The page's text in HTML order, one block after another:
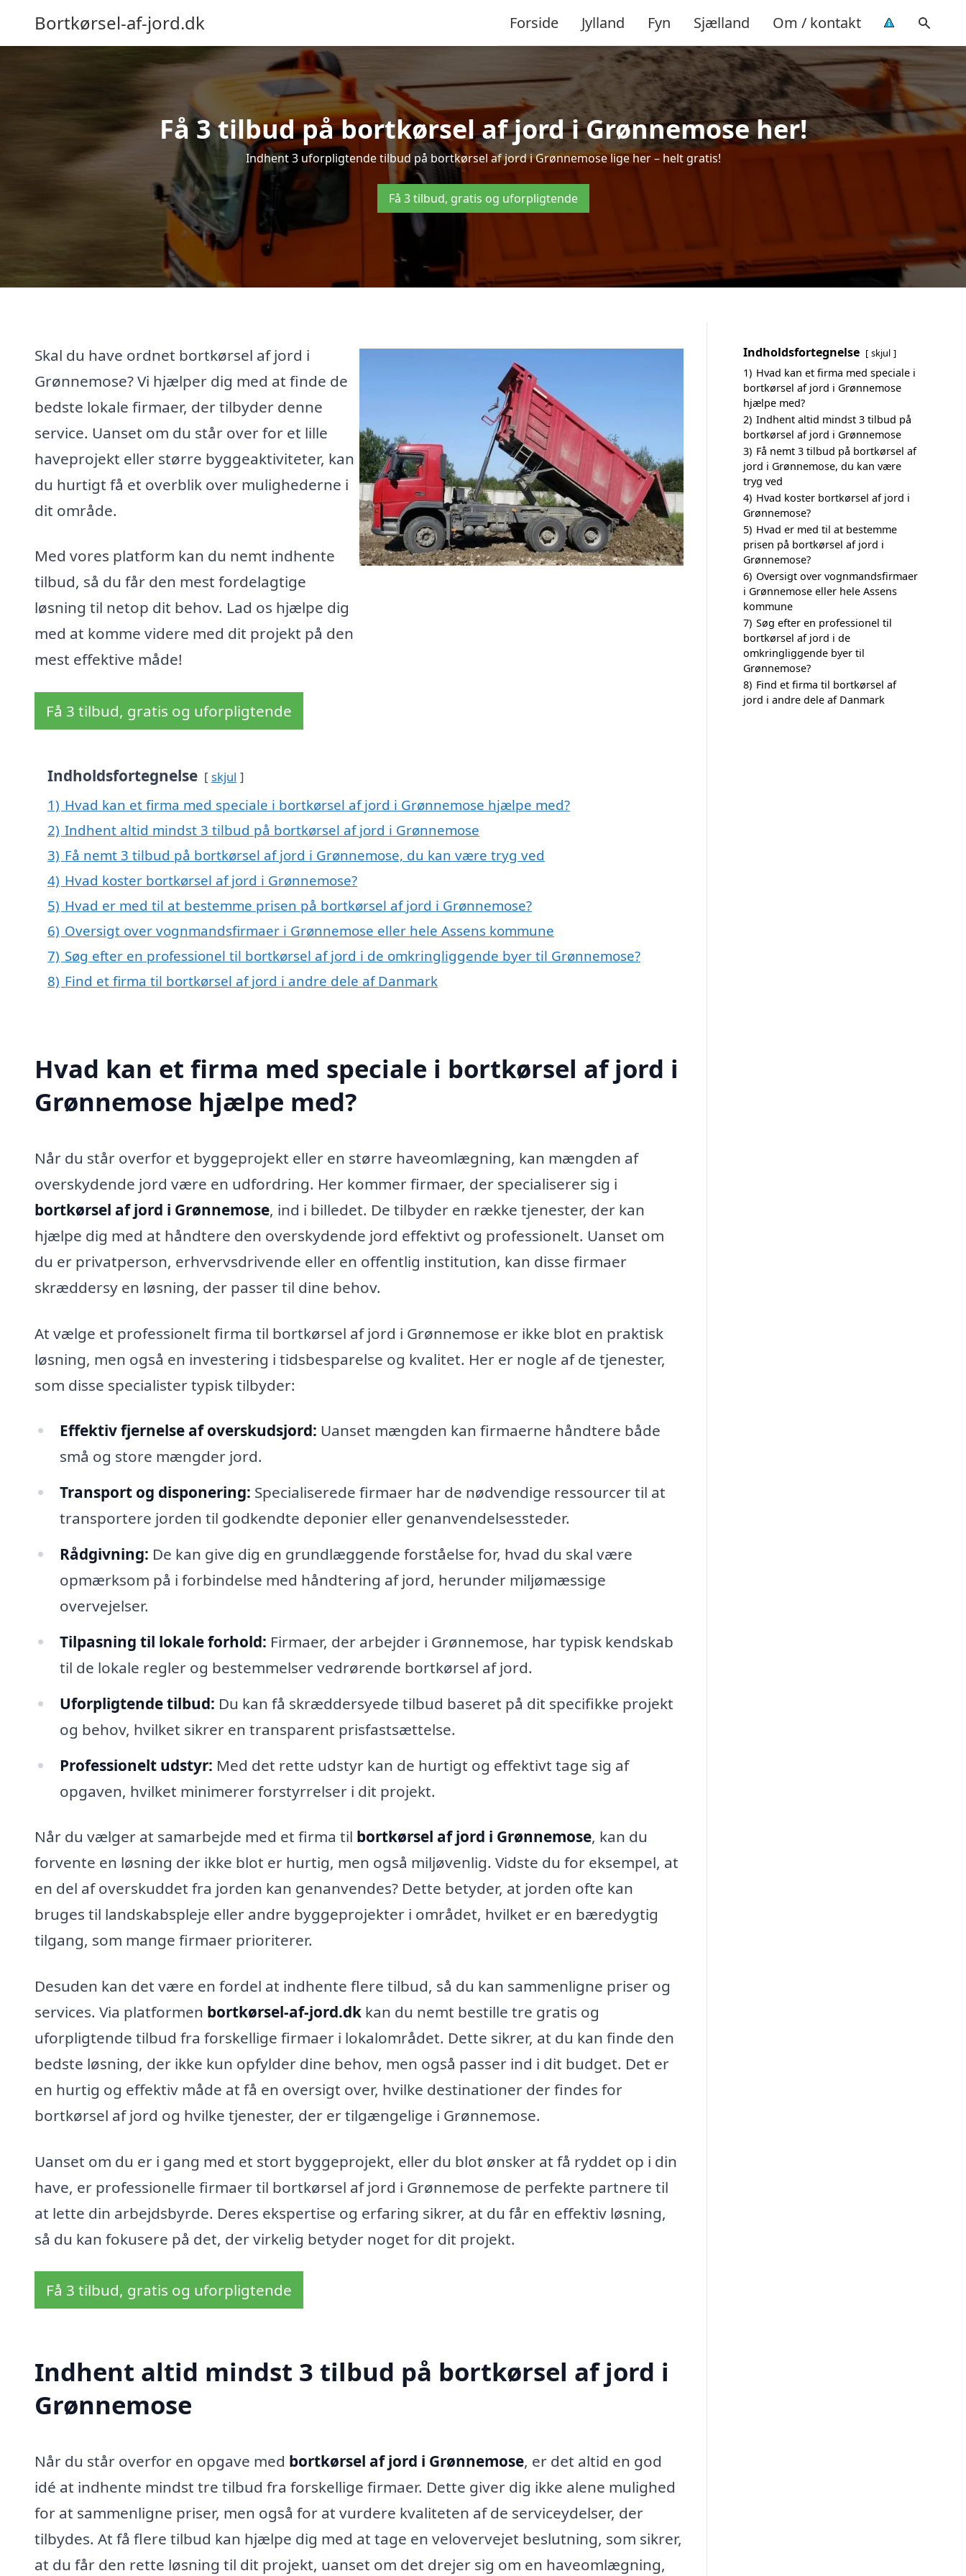
Bortkørsel-af-jord.dk Forside Jylland Fyn Sjælland Om / kontakt
Få 3 tilbud på bortkørsel af jord i Grønnemose her!
Indhent 3 uforpligtende tilbud på bortkørsel af jord i Grønnemose lige her – helt gratis!
Få 3 tilbud, gratis og uforpligtende
Skal du have ordnet bortkørsel af jord i
Grønnemose? Vi hjælper dig med at finde de
bedste lokale firmaer, der tilbyder denne
service. Uanset om du står over for et lille
haveprojekt eller større byggeaktiviteter, kan
du hurtigt få et overblik over mulighederne i
dit område.
Med vores platform kan du nemt indhente
tilbud, så du får den mest fordelagtige
løsning til netop dit behov. Lad os hjælpe dig
med at komme videre med dit projekt på den
mest effektive måde!
Få 3 tilbud, gratis og uforpligtende
Indholdsfortegnelse skjul
1) Hvad kan et firma med speciale i bortkørsel af jord i Grønnemose hjælpe med?
2) Indhent altid mindst 3 tilbud på bortkørsel af jord i Grønnemose
3) Få nemt 3 tilbud på bortkørsel af jord i Grønnemose, du kan være tryg ved
4) Hvad koster bortkørsel af jord i Grønnemose?
5) Hvad er med til at bestemme prisen på bortkørsel af jord i Grønnemose?
6) Oversigt over vognmandsfirmaer i Grønnemose eller hele Assens kommune
7) Søg efter en professionel til bortkørsel af jord i de omkringliggende byer til Grønnemose?
8) Find et firma til bortkørsel af jord i andre dele af Danmark
Hvad kan et firma med speciale i bortkørsel af jord i
Grønnemose hjælpe med?
Når du står overfor et byggeprojekt eller en større haveomlægning, kan mængden af
overskydende jord være en udfordring. Her kommer firmaer, der specialiserer sig i
bortkørsel af jord i Grønnemose, ind i billedet. De tilbyder en række tjenester, der kan
hjælpe dig med at håndtere den overskydende jord effektivt og professionelt. Uanset om
du er privatperson, erhvervsdrivende eller en offentlig institution, kan disse firmaer
skræddersy en løsning, der passer til dine behov.
At vælge et professionelt firma til bortkørsel af jord i Grønnemose er ikke blot en praktisk
løsning, men også en investering i tidsbesparelse og kvalitet. Her er nogle af de tjenester,
som disse specialister typisk tilbyder:
Effektiv fjernelse af overskudsjord: Uanset mængden kan firmaerne håndtere både
små og store mængder jord.
Transport og disponering: Specialiserede firmaer har de nødvendige ressourcer til at
transportere jorden til godkendte deponier eller genanvendelsessteder.
Rådgivning: De kan give dig en grundlæggende forståelse for, hvad du skal være
opmærksom på i forbindelse med håndtering af jord, herunder miljømæssige
overvejelser.
Tilpasning til lokale forhold: Firmaer, der arbejder i Grønnemose, har typisk kendskab
til de lokale regler og bestemmelser vedrørende bortkørsel af jord.
Uforpligtende tilbud: Du kan få skræddersyede tilbud baseret på dit specifikke projekt
og behov, hvilket sikrer en transparent prisfastsættelse.
Professionelt udstyr: Med det rette udstyr kan de hurtigt og effektivt tage sig af
opgaven, hvilket minimerer forstyrrelser i dit projekt.
Når du vælger at samarbejde med et firma til bortkørsel af jord i Grønnemose, kan du
forvente en løsning der ikke blot er hurtig, men også miljøvenlig. Vidste du for eksempel, at
en del af overskuddet fra jorden kan genanvendes? Dette betyder, at jorden ofte kan
bruges til landskabspleje eller andre byggeprojekter i området, hvilket er en bæredygtig
tilgang, som mange firmaer prioriterer.
Desuden kan det være en fordel at indhente flere tilbud, så du kan sammenligne priser og
services. Via platformen bortkørsel-af-jord.dk kan du nemt bestille tre gratis og
uforpligtende tilbud fra forskellige firmaer i lokalområdet. Dette sikrer, at du kan finde den
bedste løsning, der ikke kun opfylder dine behov, men også passer ind i dit budget. Det er
en hurtig og effektiv måde at få en oversigt over, hvilke destinationer der findes for
bortkørsel af jord og hvilke tjenester, der er tilgængelige i Grønnemose.
Uanset om du er i gang med et stort byggeprojekt, eller du blot ønsker at få ryddet op i din
have, er professionelle firmaer til bortkørsel af jord i Grønnemose de perfekte partnere til
at lette din arbejdsbyrde. Deres ekspertise og erfaring sikrer, at du får en effektiv løsning,
så du kan fokusere på det, der virkelig betyder noget for dit projekt.
Få 3 tilbud, gratis og uforpligtende
Indhent altid mindst 3 tilbud på bortkørsel af jord i
Grønnemose
Når du står overfor en opgave med bortkørsel af jord i Grønnemose, er det altid en god
idé at indhente mindst tre tilbud fra forskellige firmaer. Dette giver dig ikke alene mulighed
for at sammenligne priser, men også for at vurdere kvaliteten af de serviceydelser, der
tilbydes. At få flere tilbud kan hjælpe dig med at tage en velovervejet beslutning, som sikrer,
at du får den rette løsning til dit projekt, uanset om det drejer sig om en haveomlægning,
Indholdsfortegnelse skjul
1) Hvad kan et firma med speciale i
bortkørsel af jord i Grønnemose
hjælpe med?
2) Indhent altid mindst 3 tilbud på
bortkørsel af jord i Grønnemose
3) Få nemt 3 tilbud på bortkørsel af
jord i Grønnemose, du kan være
tryg ved
4) Hvad koster bortkørsel af jord i
Grønnemose?
5) Hvad er med til at bestemme
prisen på bortkørsel af jord i
Grønnemose?
6) Oversigt over vognmandsfirmaer
i Grønnemose eller hele Assens
kommune
7) Søg efter en professionel til
bortkørsel af jord i de
omkringliggende byer til
Grønnemose?
8) Find et firma til bortkørsel af
jord i andre dele af Danmark